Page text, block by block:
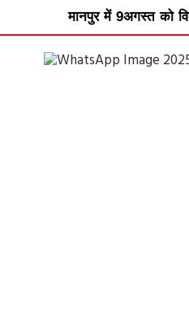
9अगस्त को विश्व मूलनिवासी अधि...